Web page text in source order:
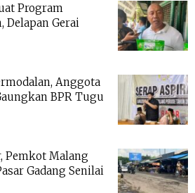
Program
Delapan Gerai
Anggota
BPR Tugu
Malang
Gadang Senilai